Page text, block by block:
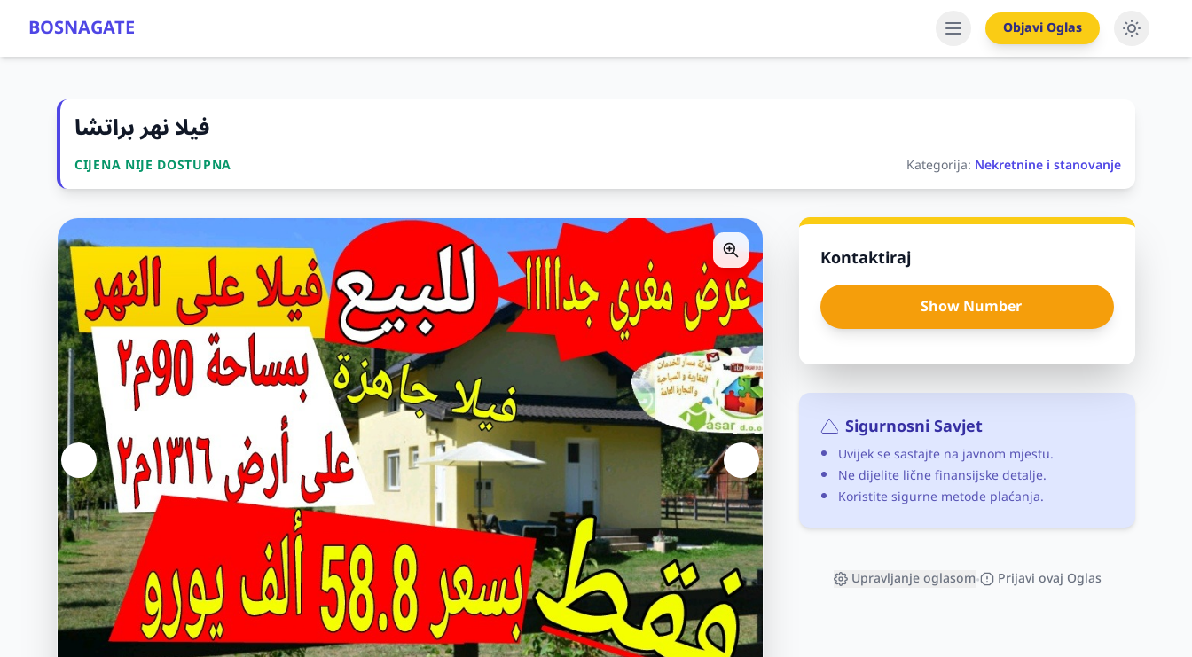
BOSNAGATE Objavi Oglas
فيلا نهر براتشا
CIJENA NIJE DOSTUPNA Kategorija: Nekretnine i stanovanje
Kontaktiraj
Show Number
Sigurnosni Savjet
Uvijek se sastajte na javnom mjestu.
Ne dijelite lične finansijske detalje.
Koristite sigurne metode plaćanja.
Upravljanje oglasom• Prijavi ovaj Oglas